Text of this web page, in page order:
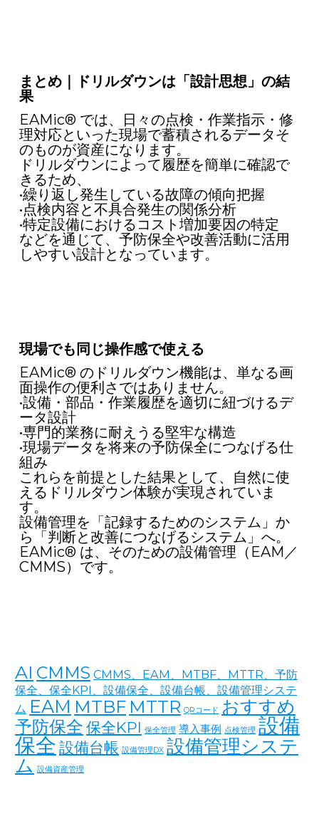
まとめ｜ドリルダウンは「設計思想」の結
果
EAMic® では、日々の点検・作業指示・修
理対応といった現場で蓄積されるデータそ
のものが資産になります。
ドリルダウンによって履歴を簡単に確認で
きるため、
•繰り返し発生している故障の傾向把握
•点検内容と不具合発生の関係分析
•特定設備におけるコスト増加要因の特定
などを通じて、予防保全や改善活動に活用
しやすい設計となっています。
現場でも同じ操作感で使える
EAMic® のドリルダウン機能は、単なる画
面操作の便利さではありません。
•設備・部品・作業履歴を適切に紐づけるデ
ータ設計
•専門的業務に耐えうる堅牢な構造
•現場データを将来の予防保全につなげる仕
組み
これらを前提とした結果として、自然に使
えるドリルダウン体験が実現されていま
す。
設備管理を「記録するためのシステム」か
ら「判断と改善につなげるシステム」へ。
EAMic® は、そのための設備管理（EAM／
CMMS）です。
AI CMMS CMMS、EAM、MTBF、MTTR、予防
保全、保全KPI、設備保全、設備台帳、設備管理システ
ム EAM MTBF MTTR QRコード おすすめ
予防保全 保全KPI 保全管理 導入事例 点検管理 設備
保全設備台帳 設備管理DX 設備管理システ
ム 設備資産管理